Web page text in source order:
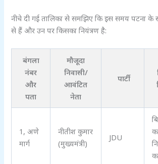
नीचे दी गई तालिका से समझिए कि इस समय पटना के
से हैं और उन पर किसका नियंत्रण है:
बंगला
नंबर
और
पता
मौजूदा
निवासी/
आवंटित
नेता
पार्टी
1, अणे
मार्ग
नीतीश कुमार
(मुख्यमंत्री)
JDU